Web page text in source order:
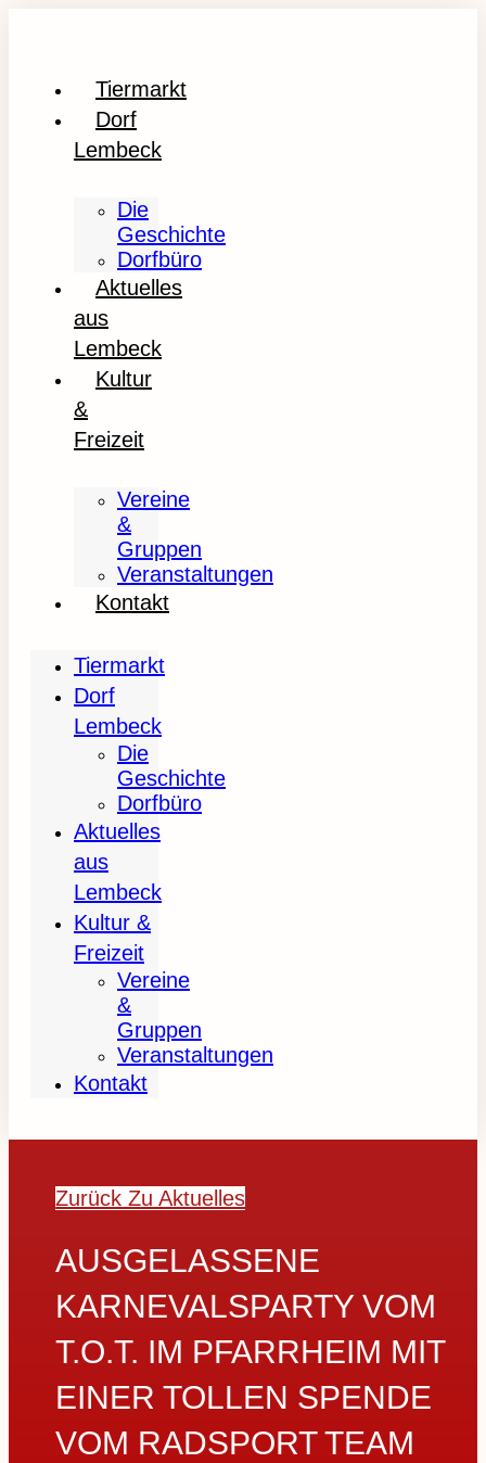
Tiermarkt
Dorf
Lembeck
Die
Geschichte
Dorfbüro
Aktuelles
aus
Lembeck
Kultur
&
Freizeit
Vereine
&
Gruppen
Veranstaltungen
Kontakt
Tiermarkt
Dorf
Lembeck
Die
Geschichte
Dorfbüro
Aktuelles
aus
Lembeck
Kultur &
Freizeit
Vereine
&
Gruppen
Veranstaltungen
Kontakt
Zurück Zu Aktuelles
AUSGELASSENE
KARNEVALSPARTY VOM
T.O.T. IM PFARRHEIM MIT
EINER TOLLEN SPENDE
VOM RADSPORT TEAM